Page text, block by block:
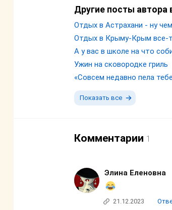
Другие посты автора
Отдых в Астрахани - ну
Отдых в Крыму-Крым все-
А у вас в школе на что
Ужин на сковородке гриль
«Совсем недавно пела
Показать все
Комментарии 1
Элина Еленовна
21.12.2023